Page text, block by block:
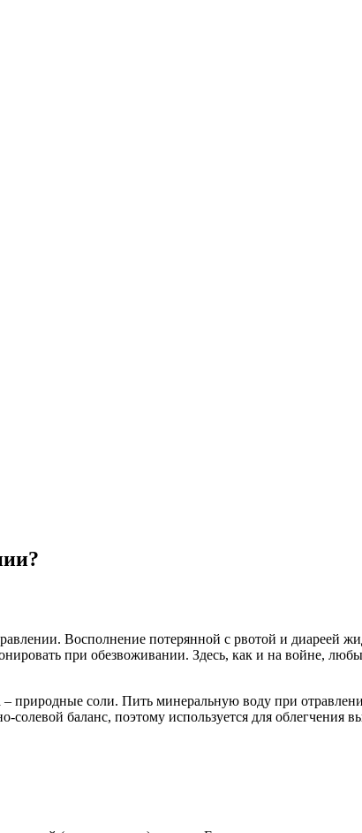
Восполнение потерянной с рвотой и диареей
при обезвоживании. Здесь, как и на войне,
соли. Пить минеральную воду при
баланс, поэтому используется для облегчения